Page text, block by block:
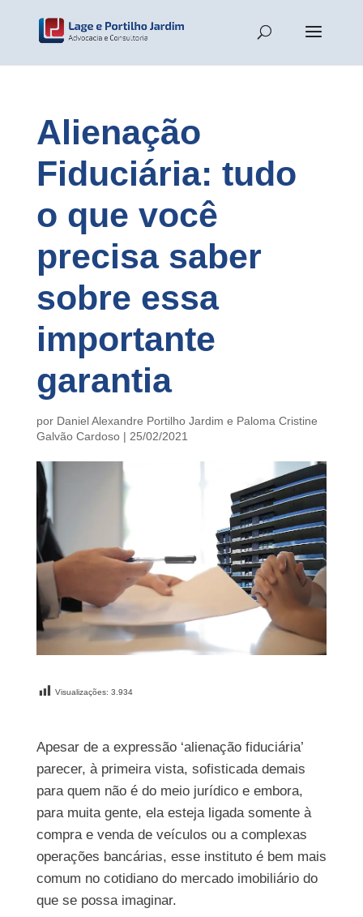
Alienação
Fiduciária: tudo
o que você
precisa saber
sobre essa
importante
garantia
por Daniel Alexandre Portilho Jardim e Paloma Cristine
Galvão Cardoso| 25/02/2021
Visualizações: 3.934
Apesar de a expressão ‘alienação fiduciária’
parecer, à primeira vista, sofisticada demais
para quem não é do meio jurídico e embora,
para muita gente, ela esteja ligada somente à
compra e venda de veículos ou a complexas
operações bancárias, esse instituto é bem mais
comum no cotidiano do mercado imobiliário do
que se possa imaginar.